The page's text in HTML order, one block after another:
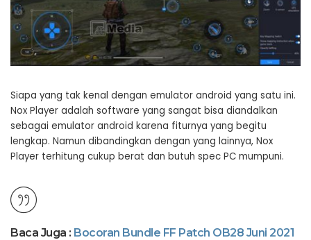
Siapa yang tak kenal dengan emulator android yang satu ini.
Nox Player adalah software yang sangat bisa diandalkan
sebagai emulator android karena fiturnya yang begitu
lengkap. Namun dibandingkan dengan yang lainnya, Nox
Player terhitung cukup berat dan butuh spec PC mumpuni.
Baca Juga : Bocoran Bundle FF Patch OB28 Juni 2021